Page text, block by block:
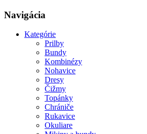
Navigácia
Kategórie
Prilby
Bundy
Kombinézy
Nohavice
Dresy
Čižmy
Topánky
Chrániče
Rukavice
Okuliare